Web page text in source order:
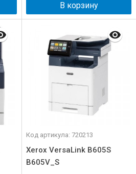
В корзину
Код артикула: 720213
Xerox VersaLink B605S
B605V_S